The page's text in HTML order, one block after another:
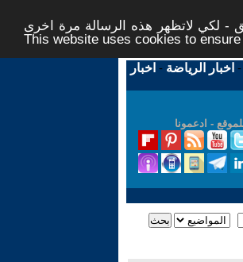
- لكي لاتظهر هذه الرسالة مرة اخرى -
This website uses cookies to
- اخبار الرياضة - اخبار
- ادعمونا